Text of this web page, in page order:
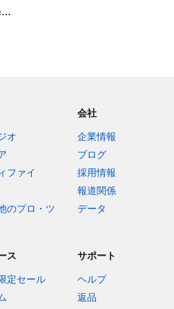
オ
ファイ
のプロ・ツ
会社
企業情報
ブログ
採用情報
報道関係
データ
ス
定セール
サポート
ヘルプ
返品